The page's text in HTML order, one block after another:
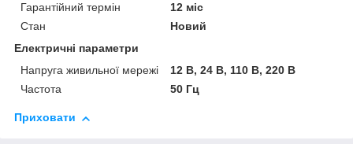
Гарантійний термін
12 міс
Стан
Новий
Електричні параметри
Напруга живильної мережі
12 В, 24 В, 110 В, 220 В
Частота
50 Гц
Приховати